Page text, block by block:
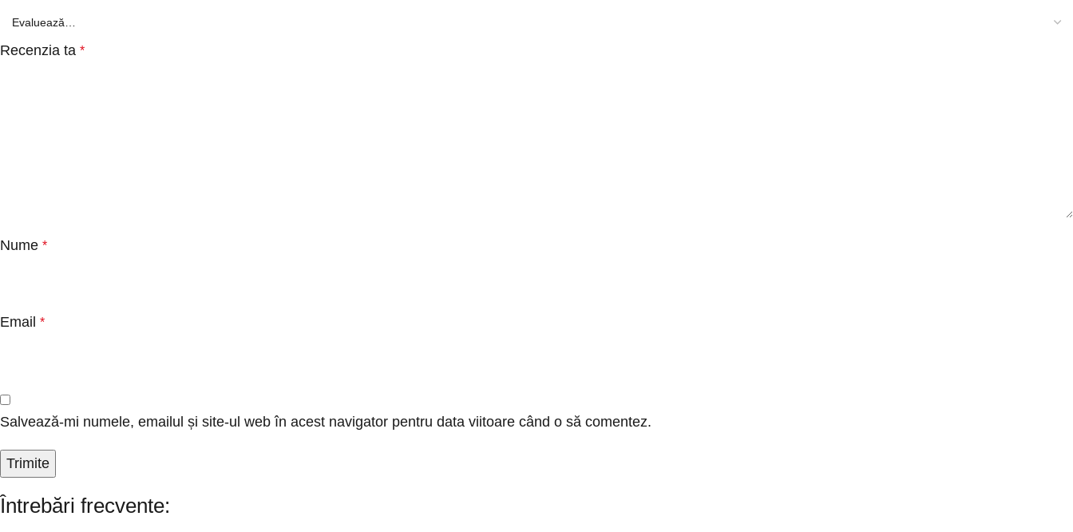
Recenzia ta *
Nume *
Email *
Salvează-mi numele, emailul și site-ul web în acest navigator pentru data viitoare când o să comentez.
Întrebări frecvente: